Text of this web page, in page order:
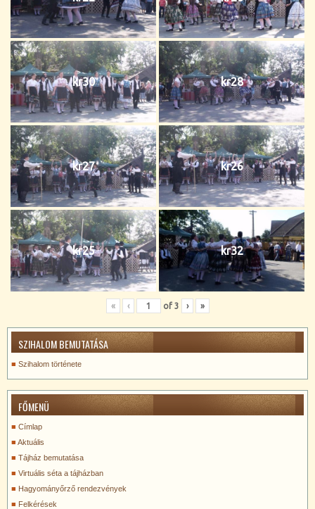
kr30 kr28
kr27 kr26
kr25 kr32
« ‹ of 3 › »
SZIHALOM BEMUTATÁSA
Szihalom története
FŐMENÜ
Címlap
Aktuális
Tájház bemutatása
Virtuális séta a tájházban
Hagyományőrző rendezvények
Felkérések